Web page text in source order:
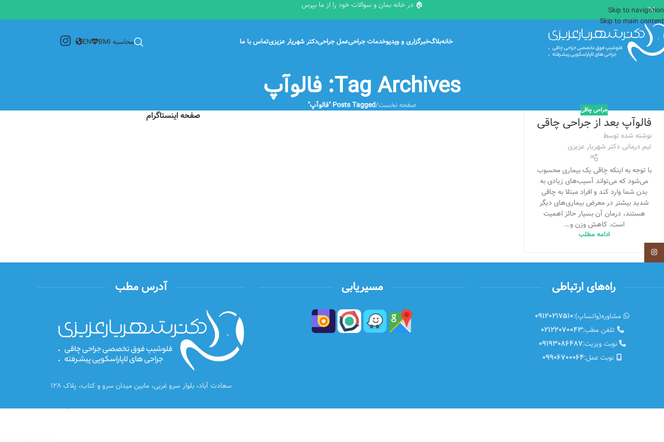
Skip to navigation
Skip to main content
🏠 در خانه بمان و سوالات خود را از ما بپرس
خانهبلاگخبرگزاری و ویدیوخدمات جراحیعمل جراحیدکتر شهریار عزیزیتماس با ما محاسبه BMI EN
Tag Archives: فالوآپ
صفحه نخست/Posts Tagged "فالوآپ" جراحی چاقی
فالوآپ بعد از جراحی چاقی
نوشته شده توسط
تیم درمانی دکتر شهریار عزیزی
با توجه به اینکه چاقی یک بیماری محسوب
می‌شود که می‌تواند آسیب‌های زیادی به
بدن شما وارد کند و افراد مبتلا به چاقی
شدید بیشتر در معرض بیماری‌های دیگر
هستند، درمان آن بسیار حائز اهمیت
است. کاهش وزن و...
ادامه مطلب
صفحه اینستاگرام
راه‌های ارتباطی
مشاوره(واتساپ):09120217510
تلفن مطب:02122070043
نوبت ویزیت:09193086487
نوبت عمل:09906700064
مسیریابی آدرس مطب
سعادت آباد، بلوار سرو غربی، مابین میدان سرو و کتاب، پلاک 128